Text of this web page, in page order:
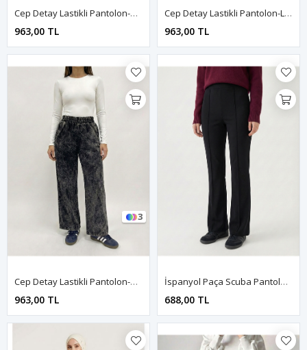
Cep Detay Lastikli Pantolon-Kahve
963,00 TL
Cep Detay Lastikli Pantolon-Lacivert
963,00 TL
3
Cep Detay Lastikli Pantolon-Siyah
963,00 TL
İspanyol Paça Scuba Pantolon-Siyah
688,00 TL